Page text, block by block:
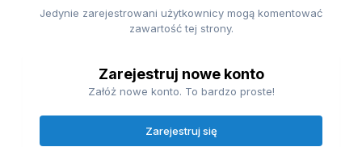
Jedynie zarejestrowani użytkownicy mogą komentować
zawartość tej strony.
Zarejestruj nowe konto
Załóż nowe konto. To bardzo proste!
Zarejestruj się